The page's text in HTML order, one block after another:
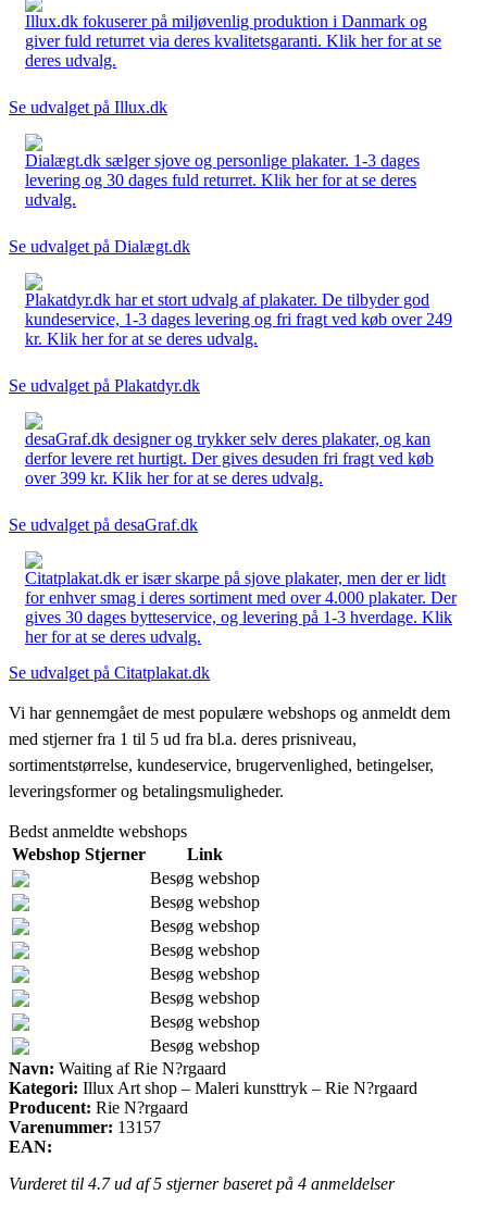
Illux.dk fokuserer på miljøvenlig produktion i Danmark og
giver fuld returret via deres kvalitetsgaranti. Klik her for at se
deres udvalg.
Se udvalget på Illux.dk
Dialægt.dk sælger sjove og personlige plakater. 1-3 dages
levering og 30 dages fuld returret. Klik her for at se deres
udvalg.
Se udvalget på Dialægt.dk
Plakatdyr.dk har et stort udvalg af plakater. De tilbyder god
kundeservice, 1-3 dages levering og fri fragt ved køb over 249
kr. Klik her for at se deres udvalg.
Se udvalget på Plakatdyr.dk
desaGraf.dk designer og trykker selv deres plakater, og kan
derfor levere ret hurtigt. Der gives desuden fri fragt ved køb
over 399 kr. Klik her for at se deres udvalg.
Se udvalget på desaGraf.dk
Citatplakat.dk er især skarpe på sjove plakater, men der er lidt
for enhver smag i deres sortiment med over 4.000 plakater. Der
gives 30 dages bytteservice, og levering på 1-3 hverdage. Klik
her for at se deres udvalg.
Se udvalget på Citatplakat.dk
Vi har gennemgået de mest populære webshops og anmeldt dem
med stjerner fra 1 til 5 ud fra bl.a. deres prisniveau,
sortimentstørrelse, kundeservice, brugervenlighed, betingelser,
leveringsformer og betalingsmuligheder.
Bedst anmeldte webshops
Webshop Stjerner
Link
Besøg webshop
Besøg webshop
Besøg webshop
Besøg webshop
Besøg webshop
Besøg webshop
Besøg webshop
Besøg webshop
Navn: Waiting af Rie N?rgaard
Kategori: Illux Art shop – Maleri kunsttryk – Rie N?rgaard
Producent: Rie N?rgaard
Varenummer: 13157
EAN:
Vurderet til 4.7ud af 5 stjerner baseret på 4 anmeldelser